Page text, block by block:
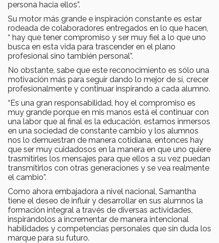
persona hacia ellos”.
Su motor más grande e inspiración constante es estar
rodeada de colaboradores entregados en lo que hacen,
“ hay que tener compromiso y ser muy fiel a lo que uno
busca en esta vida para trascender en el plano
profesional sino también personal”.
No obstante, sabe que este reconocimiento es sólo una
motivación más para seguir dando lo mejor de sí, crecer
profesionalmente y continuar inspirando a cada alumno.
“Es una gran responsabilidad, hoy el compromiso es
muy grande porque en mis manos está el continuar con
una labor que al final es la educación, estamos inmersos
en una sociedad de constante cambio y los alumnos
nos lo demuestran de manera cotidiana, entonces hay
que ser muy cuidadosos en la manera en que uno quiere
trasmitirles los mensajes para que ellos a su vez puedan
transmitirlos con otras generaciones y se vea realmente
el cambio”.
Como ahora embajadora a nivel nacional, Samantha
tiene el deseo de influir y desarrollar en sus alumnos la
formación integral a través de diversas actividades,
inspirándolos a incrementar de manera intencional
habilidades y competencias personales que sin duda los
marque para su futuro.